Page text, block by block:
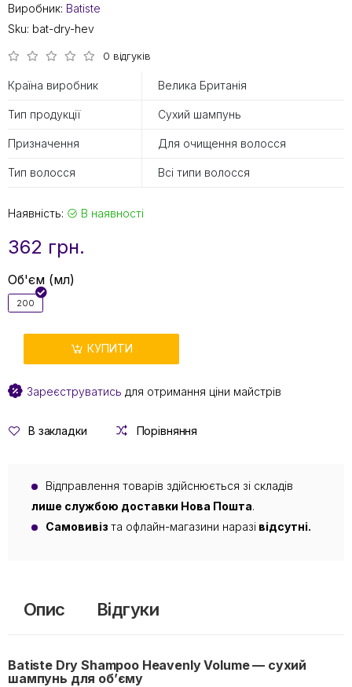
Виробник: Batiste
Sku: bat-dry-hev
0 відгуків
Країна виробник Велика Британія
Тип продукції Сухий шампунь
Призначення Для очищення волосся
Тип волосся Всі типи волосся
Наявність: В наявності
362 грн.
Об'єм (мл)
200
КУПИТИ
Зареєструватись для отримання ціни майстрів
В закладки Порівняння
Відправлення товарів здійснюється зі складів
лише службою доставки Нова Пошта.
Самовивіз та офлайн-магазини наразі відсутні.
Опис Відгуки
Batiste Dry Shampoo Heavenly Volume — сухий
шампунь для об’єму